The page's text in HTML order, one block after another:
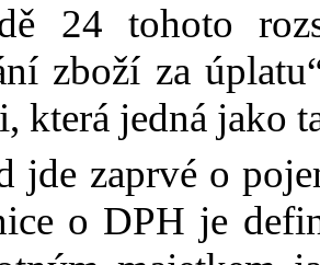
24 tohoto
zboží za
která jedná jako
jde zaprvé o
o DPH je